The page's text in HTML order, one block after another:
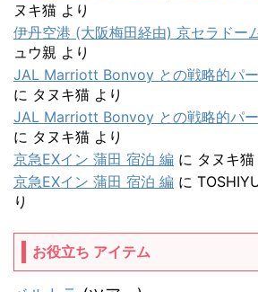
ヌキ猫 より
伊丹空港 (大阪梅田経由) 京セラドー
ュウ親 より
JAL Marriott Bonvoy との戦略的パ
に タヌキ猫 より
JAL Marriott Bonvoy との戦略的パ
に タヌキ猫 より
京急EXイン 蒲田 宿泊 編 に タヌキ猫
京急EXイン 蒲田 宿泊 編 に
り
お役立ち アイテム